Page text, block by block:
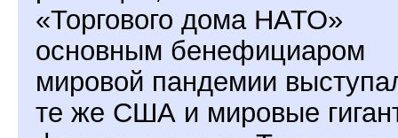
«Торгового дома НАТО»
основным бенефициаром
мировой пандемии
те же США и мировые